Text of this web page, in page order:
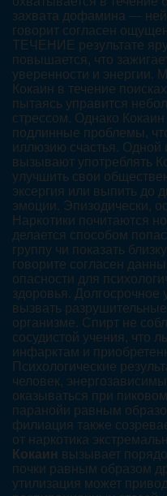
захвата дофамина —
говорит согласен
ТЕЧЕНИЕ результате
повышается, что
уверенности и энергии.
Кокаин в течение
пытаясь управится
стрессом. Однако
подлинные проблемы,
иллюзию счастья. Одной
вызывают употреблять
улучшить свои
эксергия или выпить до
эмоции. Эпизодически,
Наркотики почитаются
делается способом
группу чи показать
говорите согласен
опасности для
здоровья. Долгосрочное
вызвать
организме. Спирт не
сосудистой учения, что
инфарктам и
Психологические
человек,
оказываться при
паранойи равным
филиация также
от наркотика
Кокаин вызывает
почки равным образом
утилизация может